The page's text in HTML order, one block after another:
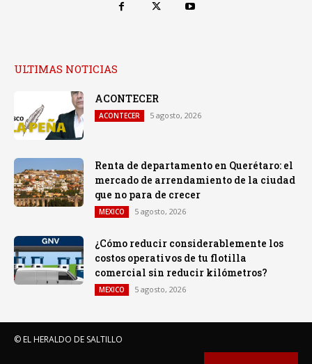
ULTIMAS NOTICIAS
ACONTECER
ACONTECER 5 agosto, 2026
Renta de departamento en Querétaro: el
mercado de arrendamiento de la ciudad
que no para de crecer
MEXICO 5 agosto, 2026
¿Cómo reducir considerablemente los
costos operativos de tu flotilla
comercial sin reducir kilómetros?
MEXICO 5 agosto, 2026
© EL HERALDO DE SALTILLO